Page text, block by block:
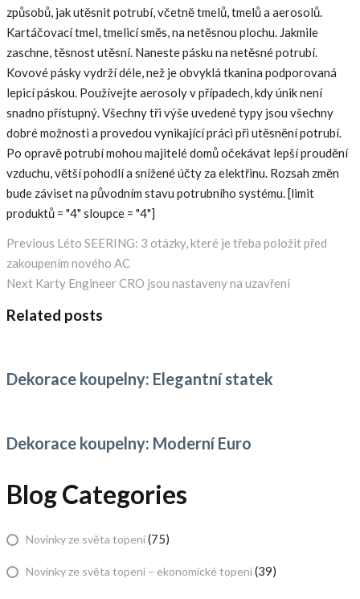
způsobů, jak utěsnit potrubí, včetně tmelů, tmelů a aerosolů.
Kartáčovací tmel, tmelicí směs, na netěsnou plochu. Jakmile
zaschne, těsnost utěsní. Naneste pásku na netěsné potrubí.
Kovové pásky vydrží déle, než je obvyklá tkanina podporovaná
lepicí páskou. Používejte aerosoly v případech, kdy únik není
snadno přístupný. Všechny tři výše uvedené typy jsou všechny
dobré možnosti a provedou vynikající práci při utěsnění potrubí.
Po opravě potrubí mohou majitelé domů očekávat lepší proudění
vzduchu, větší pohodlí a snížené účty za elektřinu. Rozsah změn
bude záviset na původním stavu potrubního systému. [limit
produktů = "4" sloupce = "4"]
Navigace
pro
příspěvek
Previous Previous
post:
Léto SEERING: 3 otázky, které je třeba položit před
zakoupením nového AC
Next Next
Karty Engineer CRO jsou nastaveny na uzavření
Related posts
Dekorace koupelny: Elegantní statek
Dekorace koupelny: Moderní Euro
Blog Categories
Novinky ze světa topení(75)
Novinky ze světa topení – ekonomické topení(39)